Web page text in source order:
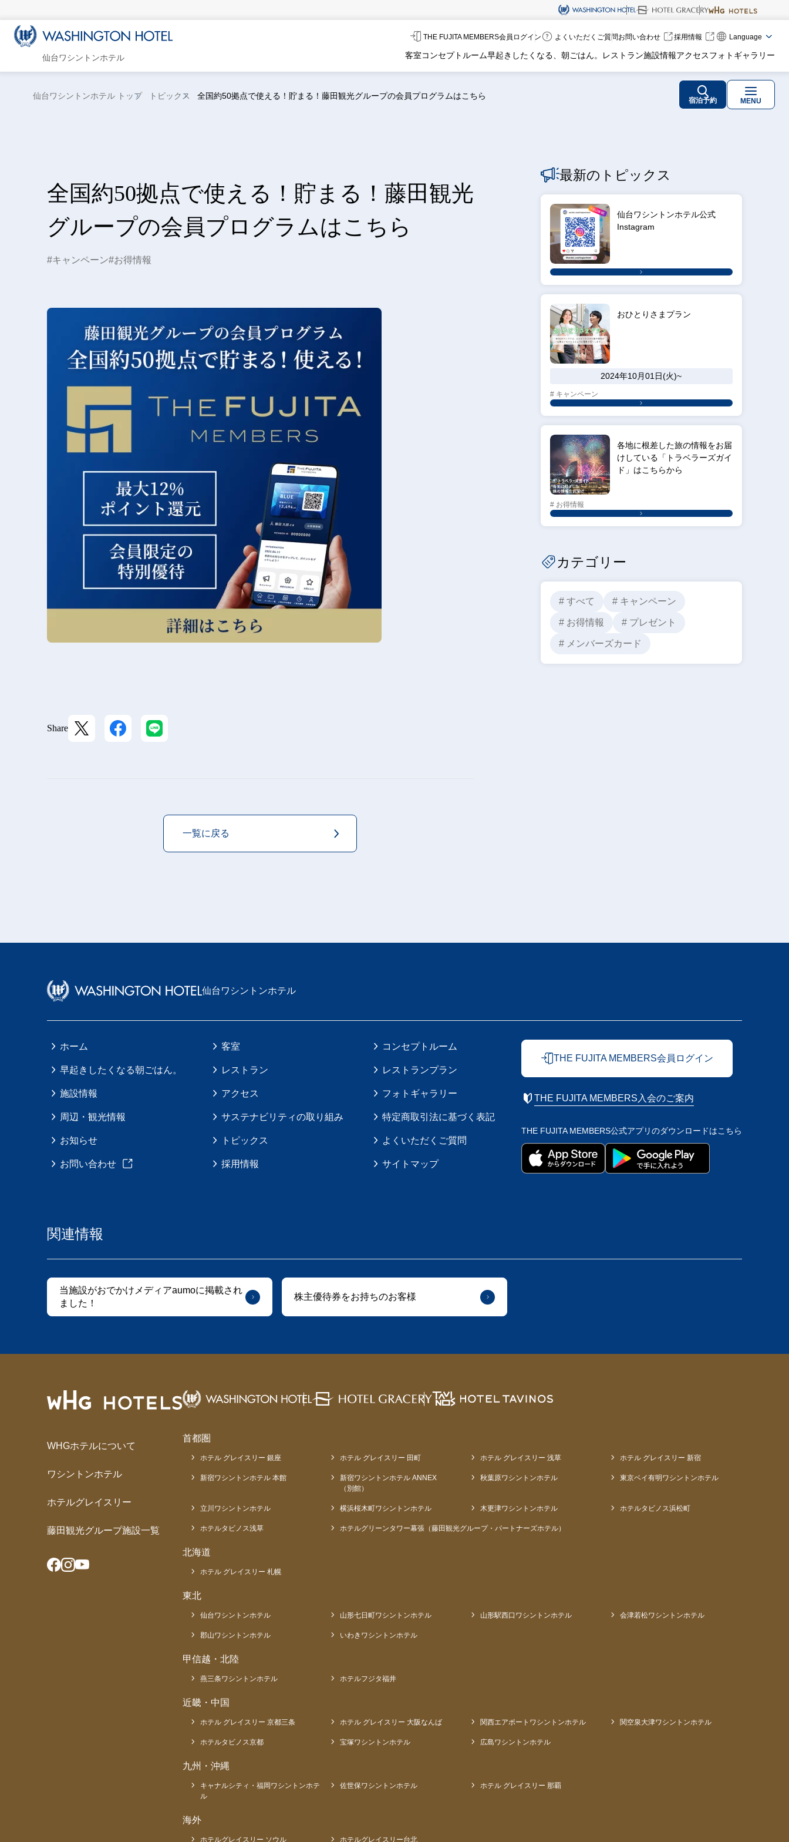
THE FUJITA MEMBERS会員ログイン よくいただくご質問お問い合わせ 採用情報 Language
仙台ワシントンホテル 客室コンセプトルーム早起きしたくなる、朝ごはん。 レストラン施設情報アクセスフォトギャラリー
宿泊予約 MENU
仙台ワシントンホテル トップ トピックス 全国約50拠点で使える！貯まる！藤田観光グループの会員プログラムはこちら
全国約50拠点で使える！貯まる！藤田観光
グループの会員プログラムはこちら
キャンペーン お得情報
Share
一覧に戻る
最新のトピックス
仙台ワシントンホテル公式
Instagram
おひとりさまプラン
2024年10月01日(火)~
# キャンペーン
各地に根差した旅の情報をお届
けしている「トラベラーズガイ
ド」はこちらから
# お得情報
カテゴリー
# すべて # キャンペーン
# お得情報 # プレゼント
# メンバーズカード
仙台ワシントンホテル
ホーム 客室 コンセプトルーム
早起きしたくなる朝ごはん。 レストラン レストランプラン
施設情報 アクセス フォトギャラリー
周辺・観光情報 サステナビリティの取り組み 特定商取引法に基づく表記
お知らせ トピックス よくいただくご質問
お問い合わせ 採用情報 サイトマップ
THE FUJITA MEMBERS会員ログイン
THE FUJITA MEMBERS入会のご案内
THE FUJITA MEMBERS公式アプリのダウンロードはこちら
関連情報
当施設がおでかけメディアaumoに掲載され
ました！
株主優待券をお持ちのお客様
WHGホテルについて
ワシントンホテル
ホテルグレイスリー
藤田観光グループ施設一覧
首都圏
ホテル グレイスリー 銀座 ホテル グレイスリー 田町 ホテル グレイスリー 浅草 ホテル グレイスリー 新宿
新宿ワシントンホテル 本館
新宿ワシントンホテル ANNEX
（別館）
秋葉原ワシントンホテル 東京ベイ有明ワシントンホテル
立川ワシントンホテル 横浜桜木町ワシントンホテル 木更津ワシントンホテル ホテルタビノス浜松町
ホテルタビノス浅草 ホテルグリーンタワー幕張（藤田観光グループ・パートナーズホテル）
北海道
ホテル グレイスリー 札幌
東北
仙台ワシントンホテル 山形七日町ワシントンホテル 山形駅西口ワシントンホテル 会津若松ワシントンホテル
郡山ワシントンホテル いわきワシントンホテル
甲信越・北陸
燕三条ワシントンホテル ホテルフジタ福井
近畿・中国
ホテル グレイスリー 京都三条 ホテル グレイスリー 大阪なんば 関西エアポートワシントンホテル 関空泉大津ワシントンホテル
ホテルタビノス京都 宝塚ワシントンホテル 広島ワシントンホテル
九州・沖縄
キャナルシティ・福岡ワシントンホテ
ル
佐世保ワシントンホテル ホテル グレイスリー 那覇
海外
ホテルグレイスリー ソウル ホテルグレイスリー台北